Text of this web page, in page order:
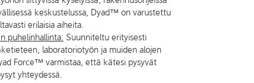
keskustelussa, Dyad™ on varustettu
erilaisia aiheita.
puhelinhallinta: Suunniteltu erityisesti
laboratoriotyön ja muiden alojen
Force™ varmistaa, että kätesi pysyvät
yhteydessä.